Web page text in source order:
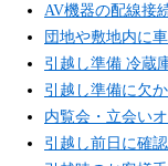
AV機器の配線接
団地や敷地内に
引越し準備 冷蔵
引越し準備に欠
内覧会・立会い
引越し前日に確